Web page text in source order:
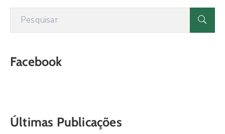
Facebook
Últimas Publicações